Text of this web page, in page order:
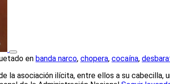
en banda narco, chopera, cocaína,
asociación ilícita, entre ellos a su cabecilla,